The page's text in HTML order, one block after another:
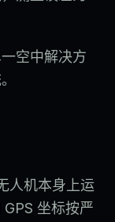
空中解决方
人机本身上运
坐标按严